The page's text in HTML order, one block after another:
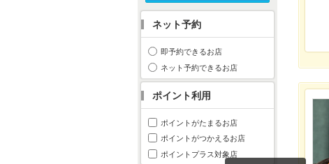
ネット予約
即予約できるお店
ネット予約できるお店
ポイント利用
ポイントがたまるお店
ポイントがつかえるお店
ポイントプラス対象店